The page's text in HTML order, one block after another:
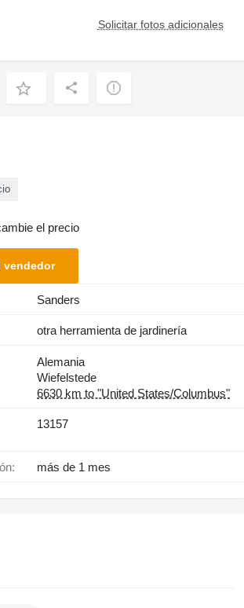
Solicitar fotos adicionales
el precio
vendedor
Sanders
otra herramienta de jardinería
Alemania
Wiefelstede
6630 km to "United States/Columbus"
13157
más de 1 mes